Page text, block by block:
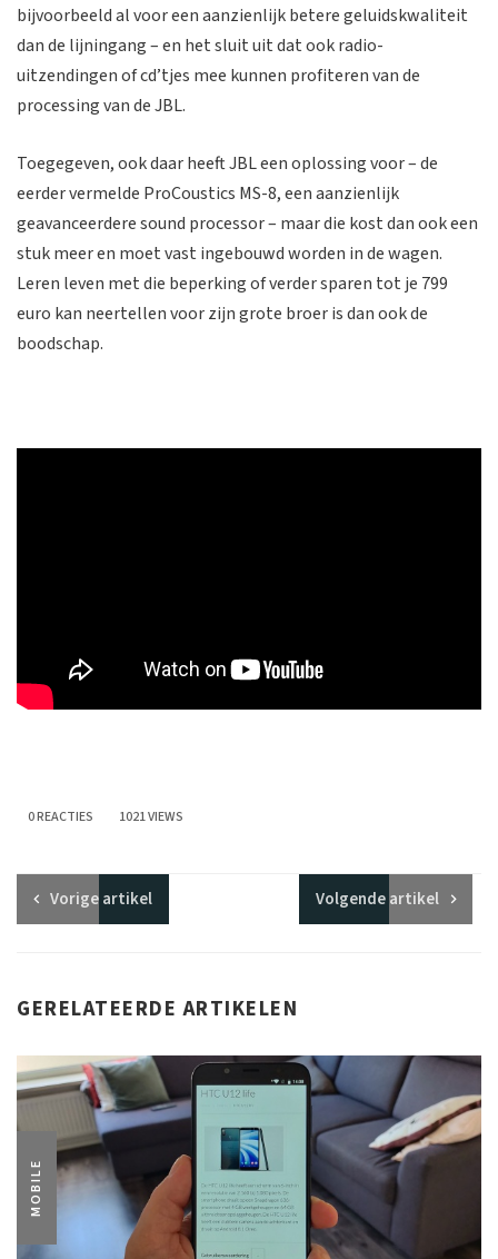
bijvoorbeeld al voor een aanzienlijk betere geluidskwaliteit
dan de lijningang – en het sluit uit dat ook radio-
uitzendingen of cd’tjes mee kunnen profiteren van de
processing van de JBL.
Toegegeven, ook daar heeft JBL een oplossing voor – de
eerder vermelde ProCoustics MS-8, een aanzienlijk
geavanceerdere sound processor – maar die kost dan ook een
stuk meer en moet vast ingebouwd worden in de wagen.
Leren leven met die beperking of verder sparen tot je 799
euro kan neertellen voor zijn grote broer is dan ook de
boodschap.
0 REACTIES 1021 VIEWS
Vorigeartikel Volgendeartikel
GERELATEERDE ARTIKELEN
MOBILE